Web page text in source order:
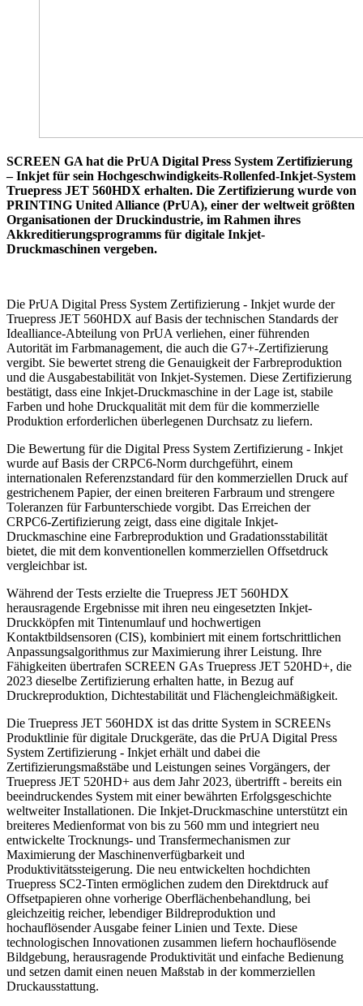
SCREEN GA hat die PrUA Digital Press System Zertifizierung
– Inkjet für sein Hochgeschwindigkeits-Rollenfed-Inkjet-System
Truepress JET 560HDX erhalten. Die Zertifizierung wurde von
PRINTING United Alliance (PrUA), einer der weltweit größten
Organisationen der Druckindustrie, im Rahmen ihres
Akkreditierungsprogramms für digitale Inkjet-
Druckmaschinen vergeben.
Die PrUA Digital Press System Zertifizierung - Inkjet wurde der
Truepress JET 560HDX auf Basis der technischen Standards der
Idealliance-Abteilung von PrUA verliehen, einer führenden
Autorität im Farbmanagement, die auch die G7+-Zertifizierung
vergibt. Sie bewertet streng die Genauigkeit der Farbreproduktion
und die Ausgabestabilität von Inkjet-Systemen. Diese Zertifizierung
bestätigt, dass eine Inkjet-Druckmaschine in der Lage ist, stabile
Farben und hohe Druckqualität mit dem für die kommerzielle
Produktion erforderlichen überlegenen Durchsatz zu liefern.
Die Bewertung für die Digital Press System Zertifizierung - Inkjet
wurde auf Basis der CRPC6-Norm durchgeführt, einem
internationalen Referenzstandard für den kommerziellen Druck auf
gestrichenem Papier, der einen breiteren Farbraum und strengere
Toleranzen für Farbunterschiede vorgibt. Das Erreichen der
CRPC6-Zertifizierung zeigt, dass eine digitale Inkjet-
Druckmaschine eine Farbreproduktion und Gradationsstabilität
bietet, die mit dem konventionellen kommerziellen Offsetdruck
vergleichbar ist.
Während der Tests erzielte die Truepress JET 560HDX
herausragende Ergebnisse mit ihren neu eingesetzten Inkjet-
Druckköpfen mit Tintenumlauf und hochwertigen
Kontaktbildsensoren (CIS), kombiniert mit einem fortschrittlichen
Anpassungsalgorithmus zur Maximierung ihrer Leistung. Ihre
Fähigkeiten übertrafen SCREEN GAs Truepress JET 520HD+, die
2023 dieselbe Zertifizierung erhalten hatte, in Bezug auf
Druckreproduktion, Dichtestabilität und Flächengleichmäßigkeit.
Die Truepress JET 560HDX ist das dritte System in SCREENs
Produktlinie für digitale Druckgeräte, das die PrUA Digital Press
System Zertifizierung - Inkjet erhält und dabei die
Zertifizierungsmaßstäbe und Leistungen seines Vorgängers, der
Truepress JET 520HD+ aus dem Jahr 2023, übertrifft - bereits ein
beeindruckendes System mit einer bewährten Erfolgsgeschichte
weltweiter Installationen. Die Inkjet-Druckmaschine unterstützt ein
breiteres Medienformat von bis zu 560 mm und integriert neu
entwickelte Trocknungs- und Transfermechanismen zur
Maximierung der Maschinenverfügbarkeit und
Produktivitätssteigerung. Die neu entwickelten hochdichten
Truepress SC2-Tinten ermöglichen zudem den Direktdruck auf
Offsetpapieren ohne vorherige Oberflächenbehandlung, bei
gleichzeitig reicher, lebendiger Bildreproduktion und
hochauflösender Ausgabe feiner Linien und Texte. Diese
technologischen Innovationen zusammen liefern hochauflösende
Bildgebung, herausragende Produktivität und einfache Bedienung
und setzen damit einen neuen Maßstab in der kommerziellen
Druckausstattung.